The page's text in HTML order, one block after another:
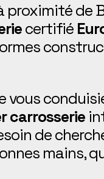
proximité de
certifié
vous
carrosserie
de
mains,